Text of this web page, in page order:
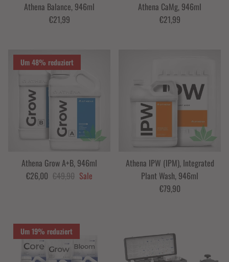
Athena Balance, 946ml
€21,99
Athena CaMg, 946ml
€21,99
Um 48% reduziert
Athena Grow A+B, 946ml
€26,00 €49,90 Sale
Athena IPW (IPM), Integrated
Plant Wash, 946ml
€79,90
Um 19% reduziert